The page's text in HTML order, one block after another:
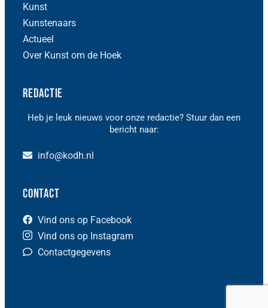
Kunst
Kunstenaars
Actueel
Over Kunst om de Hoek
Redactie
Heb je leuk nieuws voor onze redactie? Stuur dan een
bericht naar:
info@kodh.nl
Contact
Vind ons op Facebook
Vind ons op Instagram
Contactgegevens